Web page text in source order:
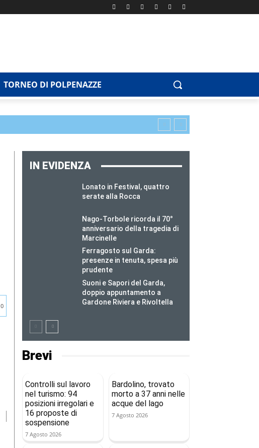
TORNEO DI POLPENAZZE
0
IN EVIDENZA
Lonato in Festival, quattro
serate alla Rocca
Nago-Torbole ricorda il 70°
anniversario della tragedia di
Marcinelle
Ferragosto sul Garda:
presenze in tenuta, spesa più
prudente
Suoni e Sapori del Garda,
doppio appuntamento a
Gardone Riviera e Rivoltella
Brevi
Controlli sul lavoro
nel turismo: 94
posizioni irregolari e
16 proposte di
sospensione
7 Agosto 2026
Bardolino, trovato
morto a 37 anni nelle
acque del lago
7 Agosto 2026